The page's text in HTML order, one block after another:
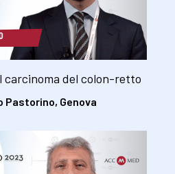
carcinoma del colon-retto
Pastorino, Genova